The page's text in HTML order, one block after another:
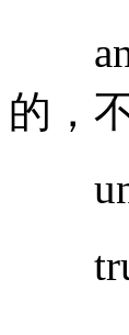
的，